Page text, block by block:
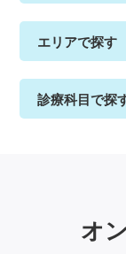
エリアで探す
診療科目で探
オ